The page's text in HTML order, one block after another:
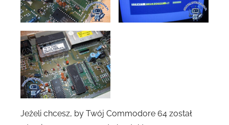
Jeżeli chcesz, by Twój Commodore 64 został